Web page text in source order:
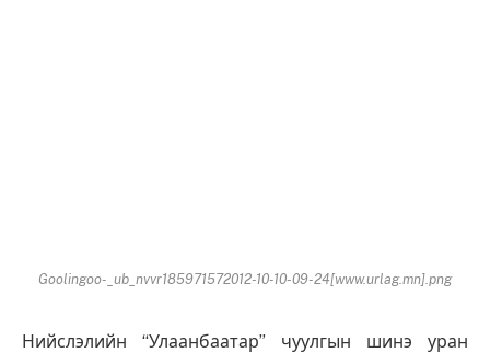
Goolingoo-_ub_nvvr185971572012-10-10-09-24[www.urlag.mn].png
Нийслэлийн “Улаанбаатар” чуулгын шинэ уран